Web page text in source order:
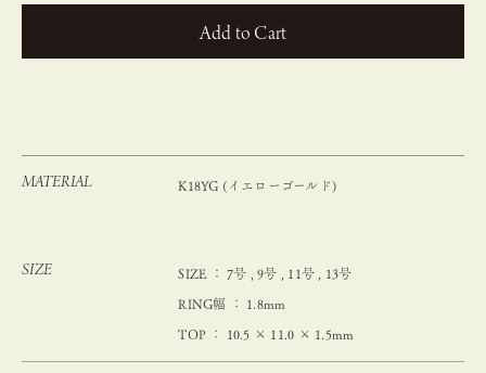
カートに入れる
MATERIAL K18YG (イエローゴールド)
SIZE SIZE ： 7号 , 9号 , 11号 , 13号
RING幅 ： 1.8mm
TOP ： 10.5 × 11.0 × 1.5mm